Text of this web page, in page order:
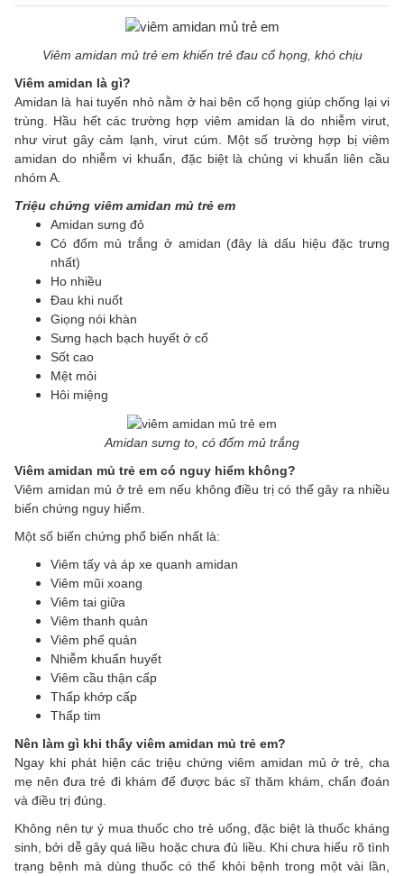
Viêm amidan mủ trẻ em khiến trẻ đau cổ họng, khó chịu
Viêm amidan là gì?
Amidan là hai tuyến nhỏ nằm ở hai bên cổ họng giúp chống lại vi
trùng. Hầu hết các trường hợp viêm amidan là do nhiễm virut,
như virut gây cảm lạnh, virut cúm. Một số trường hợp bị viêm
amidan do nhiễm vi khuẩn, đặc biệt là chủng vi khuẩn liên cầu
nhóm A.
Triệu chứng viêm amidan mủ trẻ em
Amidan sưng đỏ
Có đốm mủ trắng ở amidan (đây là dấu hiệu đặc trưng
nhất)
Ho nhiều
Đau khi nuốt
Giọng nói khàn
Sưng hạch bạch huyết ở cổ
Sốt cao
Mệt mỏi
Hôi miệng
Amidan sưng to, có đốm mủ trắng
Viêm amidan mủ trẻ em có nguy hiểm không?
Viêm amidan mủ ở trẻ em nếu không điều trị có thể gây ra nhiều
biến chứng nguy hiểm.
Một số biến chứng phổ biến nhất là:
Viêm tấy và áp xe quanh amidan
Viêm mũi xoang
Viêm tai giữa
Viêm thanh quản
Viêm phế quản
Nhiễm khuẩn huyết
Viêm cầu thận cấp
Thấp khớp cấp
Thấp tim
Nên làm gì khi thấy viêm amidan mủ trẻ em?
Ngay khi phát hiện các triệu chứng viêm amidan mủ ở trẻ, cha
mẹ nên đưa trẻ đi khám để được bác sĩ thăm khám, chẩn đoán
và điều trị đúng.
Không nên tự ý mua thuốc cho trẻ uống, đặc biệt là thuốc kháng
sinh, bởi dễ gây quá liều hoặc chưa đủ liều. Khi chưa hiểu rõ tình
trạng bệnh mà dùng thuốc có thể khỏi bệnh trong một vài lần,